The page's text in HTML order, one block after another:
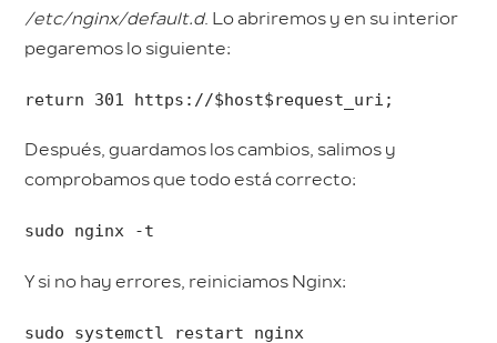
/etc/nginx/default.d. Lo abriremos y en su interior
pegaremos lo siguiente:
return 301 https://$host$request_uri;
Después, guardamos los cambios, salimos y
comprobamos que todo está correcto:
sudo nginx -t
Y si no hay errores, reiniciamos Nginx:
sudo systemctl restart nginx